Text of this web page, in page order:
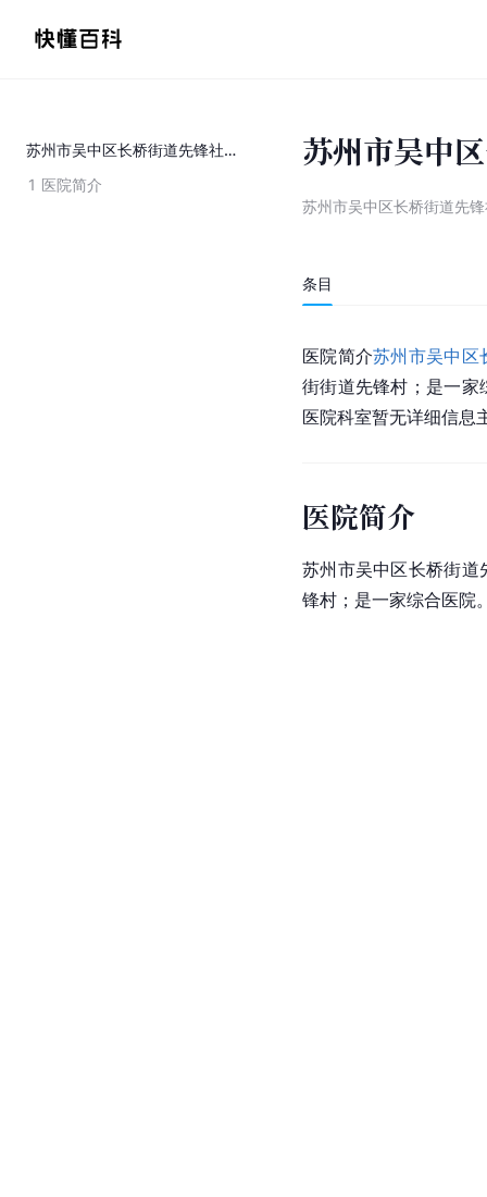
苏州市吴中区长桥街道先锋社区卫生服务站
1 医院简介
苏州市吴中
苏州市吴中区长桥街道先
条目
医院简介苏州市吴中区
街街道先锋村；是一家
医院科室暂无详细信息
医院简介
苏州市吴中区长桥街道
锋村；是一家综合医院